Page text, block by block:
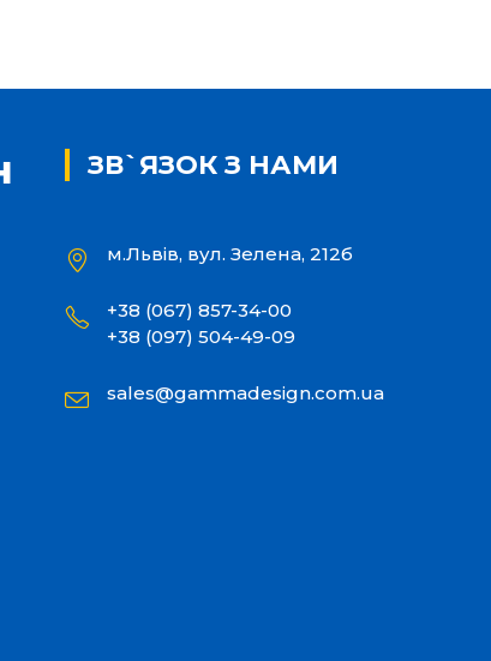
ЗВ`ЯЗОК З НАМИ
м.Львів, вул. Зелена, 212б
+38 (067) 857-34-00
+38 (097) 504-49-09
sales@gammadesign.com.ua